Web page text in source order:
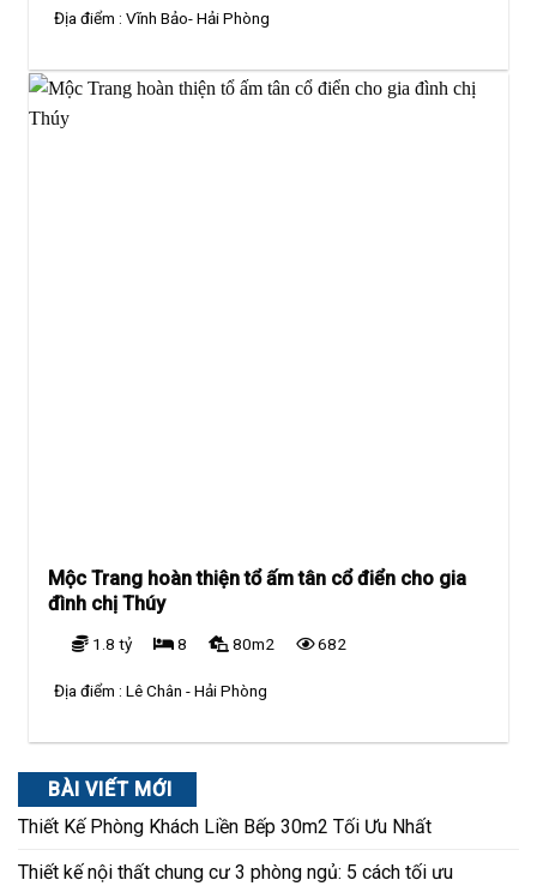
Địa điểm :Vĩnh Bảo- Hải Phòng
Mộc Trang hoàn thiện tổ ấm tân cổ điển cho gia
đình chị Thúy
1.8 tỷ 8 80m2 682
Địa điểm :Lê Chân - Hải Phòng
BÀI VIẾT MỚI
Thiết Kế Phòng Khách Liền Bếp 30m2 Tối Ưu Nhất
Thiết kế nội thất chung cư 3 phòng ngủ: 5 cách tối ưu